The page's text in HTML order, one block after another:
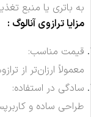
به باتری یا منبع
مزایا ترازوی آنالوگ :
قیمت مناسب:
معمولاً ارزان‌تر از
سادگی در استفاده:
طراحی ساده و